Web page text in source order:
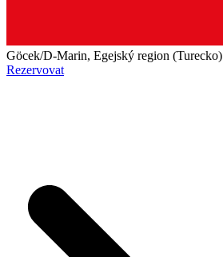
Göcek/D-Marin, Egejský region (Turecko)
Rezervovat